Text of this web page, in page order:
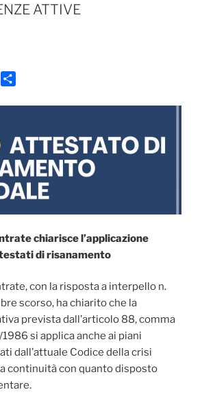
ATTIVE
W
p
n
i
v
d
i
chiarisce l’applicazione
di risanamento
con la risposta a interpello n.
scorso, ha chiarito che la
prevista dall’articolo 88, comma
si applica anche ai piani
dall’attuale Codice della crisi
continuità con quanto disposto